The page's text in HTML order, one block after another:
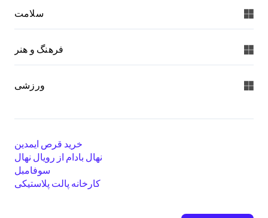
سلامت
فرهنگ و هنر
ورزشی
خرید قرص ایمدین
نهال بادام از رویال نهال
سوفامبل
کارخانه پالت پلاستیکی